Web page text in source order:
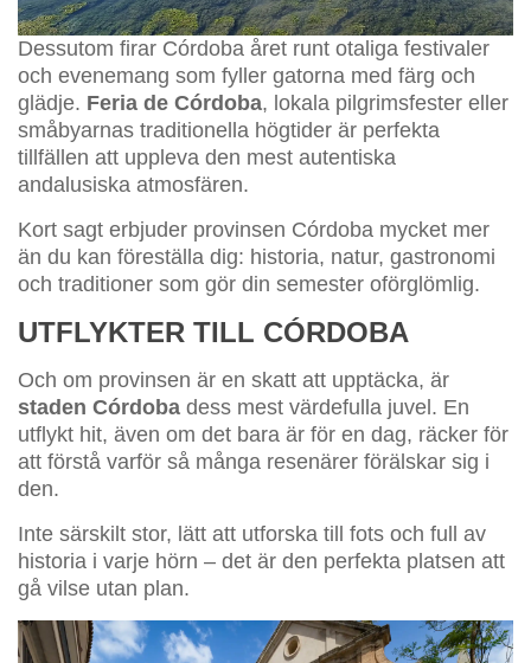
Dessutom firar Córdoba året runt otaliga festivaler
och evenemang som fyller gatorna med färg och
glädje. Feria de Córdoba, lokala pilgrimsfester eller
småbyarnas traditionella högtider är perfekta
tillfällen att uppleva den mest autentiska
andalusiska atmosfären.
Kort sagt erbjuder provinsen Córdoba mycket mer
än du kan föreställa dig: historia, natur, gastronomi
och traditioner som gör din semester oförglömlig.
UTFLYKTER TILL CÓRDOBA
Och om provinsen är en skatt att upptäcka, är
staden Córdoba dess mest värdefulla juvel. En
utflykt hit, även om det bara är för en dag, räcker för
att förstå varför så många resenärer förälskar sig i
den.
Inte särskilt stor, lätt att utforska till fots och full av
historia i varje hörn – det är den perfekta platsen att
gå vilse utan plan.